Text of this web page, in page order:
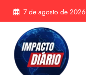
Pular
para
conteúdo
7 de agosto de 2026